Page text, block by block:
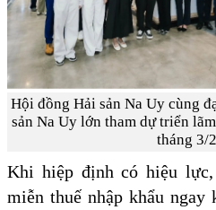
Hội đồng Hải sản Na Uy cùng
sản Na Uy lớn tham dự triển
tháng 3/
Khi hiệp định có hiệu
miễn thuế nhập khẩu